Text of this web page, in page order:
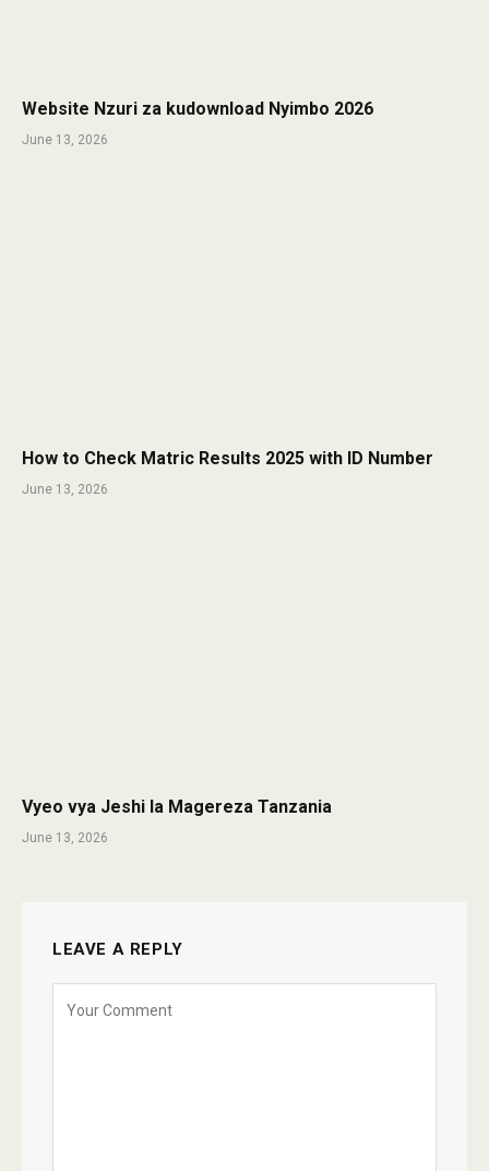
Website Nzuri za kudownload Nyimbo 2026
June 13, 2026
How to Check Matric Results 2025 with ID Number
June 13, 2026
Vyeo vya Jeshi la Magereza Tanzania
June 13, 2026
LEAVE A REPLY